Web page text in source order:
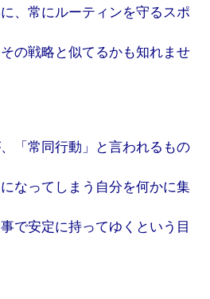
、常にルーティンを守るスポ
戦略と似てるかも知れませ
「常同行動」と言われるもの
なってしまう自分を何かに集
で安定に持ってゆくという目